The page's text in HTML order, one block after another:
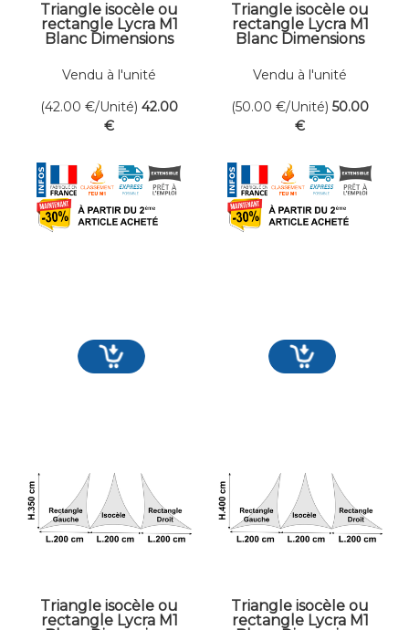
Triangle isocèle ou
rectangle Lycra M1
Blanc Dimensions
Vendu à l'unité
(42.00 €/Unité) 42.00
€
Triangle isocèle ou
rectangle Lycra M1
Blanc Dimensions
Vendu à l'unité
(50.00 €/Unité) 50.00
€
Triangle isocèle ou
rectangle Lycra M1
Triangle isocèle ou
rectangle Lycra M1